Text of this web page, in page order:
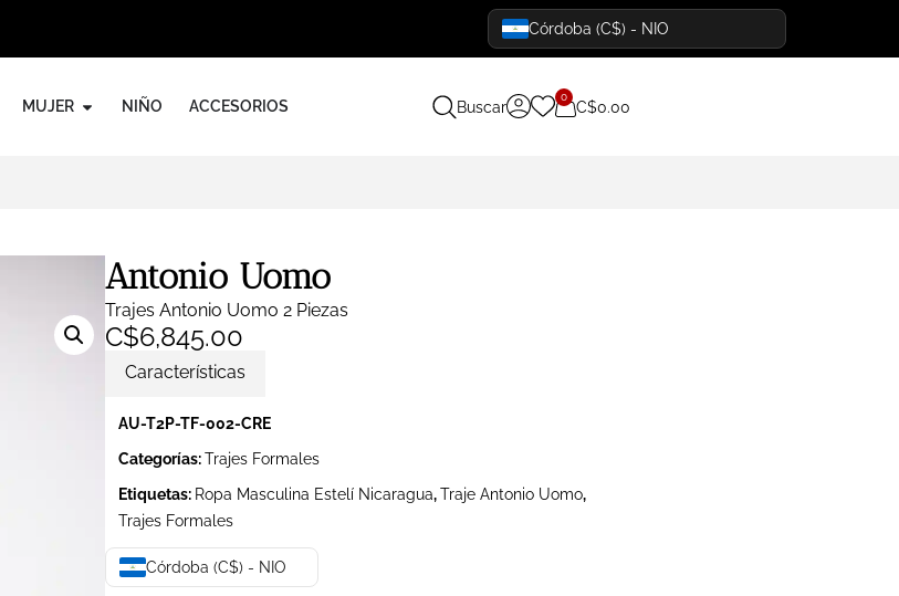
Córdoba (C$) - NIO
MUJER NIÑO ACCESORIOS Buscar C$0.00
0
Antonio Uomo
Trajes Antonio Uomo 2 Piezas
C$6,845.00
Características
AU-T2P-TF-002-CRE
Categorías:Trajes Formales
Etiquetas: Ropa Masculina Estelí Nicaragua,Traje Antonio Uomo,
Trajes Formales
Córdoba (C$) - NIO